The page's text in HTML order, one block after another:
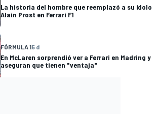
La historia del hombre que reemplazó a su ídolo
Alain Prost en Ferrari F1
FÓRMULA 15 d
En McLaren sorprendió ver a Ferrari en Madring y
aseguran que tienen "ventaja"